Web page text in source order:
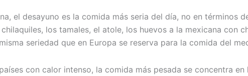
el desayuno es la comida más seria del día, no en términos
los tamales, el atole, los huevos a la mexicana con
seriedad que en Europa se reserva para la comida del
con calor intenso, la comida más pesada se concentra